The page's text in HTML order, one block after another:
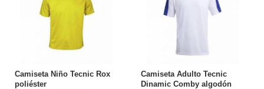
Camiseta Niño Tecnic Rox
poliéster
Camiseta Adulto Tecnic
Dinamic Comby algodón